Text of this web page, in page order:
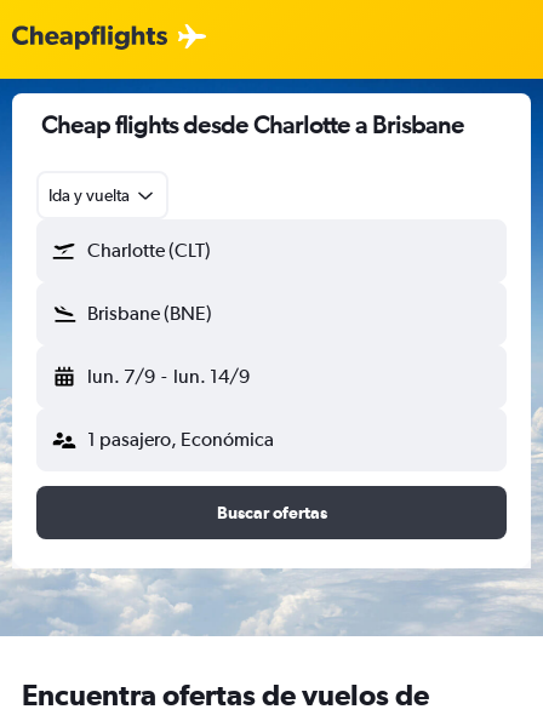
Cheap flights desde Charlotte a Brisbane
Ida y vuelta
Charlotte (CLT)
Brisbane (BNE)
lun. 7/9 - lun. 14/9
1 pasajero, Económica
Buscar ofertas
Encuentra ofertas de vuelos de